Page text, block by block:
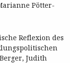
Pötter-
Reflexion des
Judith